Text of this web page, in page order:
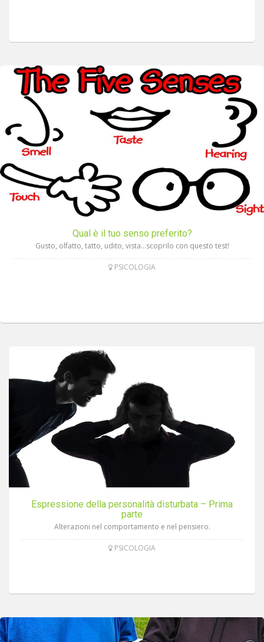
Qual è il tuo senso preferito?
Gusto, olfatto, tatto, udito, vista…scoprilo con questo test!
PSICOLOGIA
Espressione della personalità disturbata – Prima
parte
Alterazioni nel comportamento e nel pensiero.
PSICOLOGIA